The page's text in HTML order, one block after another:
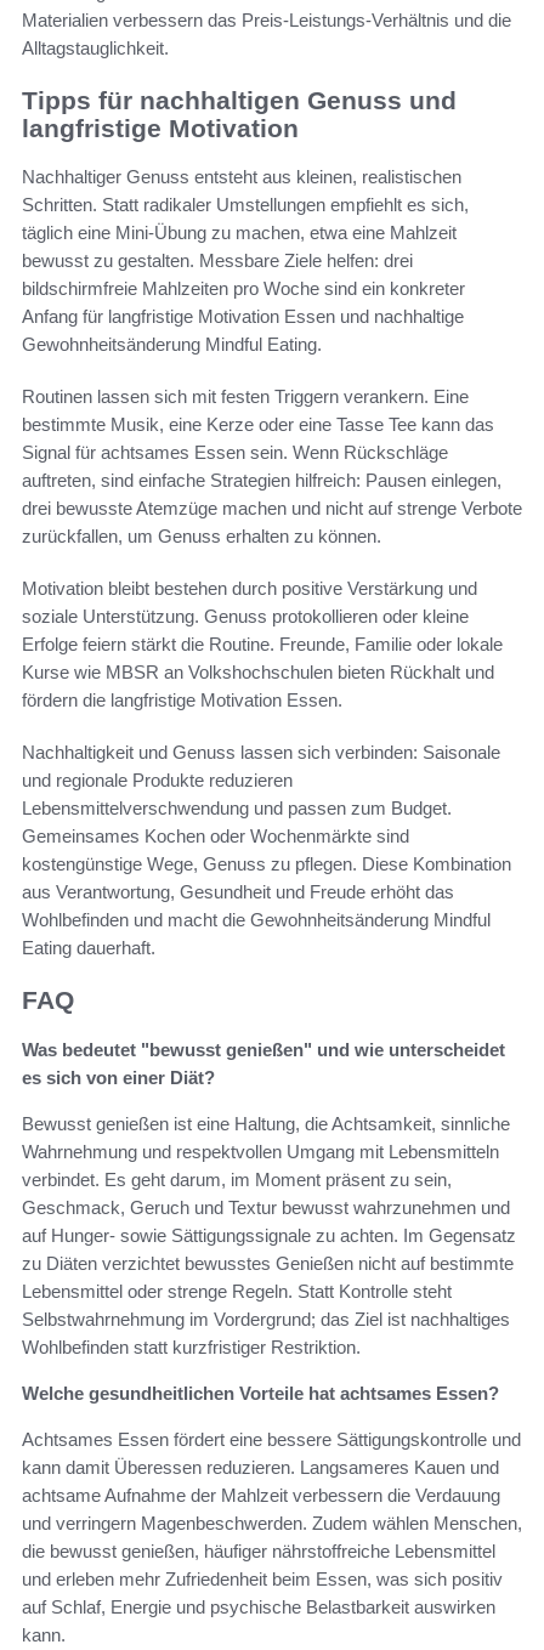
Materialien verbessern das Preis-Leistungs-Verhältnis und die
Alltagstauglichkeit.
Tipps für nachhaltigen Genuss und
langfristige Motivation
Nachhaltiger Genuss entsteht aus kleinen, realistischen
Schritten. Statt radikaler Umstellungen empfiehlt es sich,
täglich eine Mini-Übung zu machen, etwa eine Mahlzeit
bewusst zu gestalten. Messbare Ziele helfen: drei
bildschirmfreie Mahlzeiten pro Woche sind ein konkreter
Anfang für langfristige Motivation Essen und nachhaltige
Gewohnheitsänderung Mindful Eating.
Routinen lassen sich mit festen Triggern verankern. Eine
bestimmte Musik, eine Kerze oder eine Tasse Tee kann das
Signal für achtsames Essen sein. Wenn Rückschläge
auftreten, sind einfache Strategien hilfreich: Pausen einlegen,
drei bewusste Atemzüge machen und nicht auf strenge Verbote
zurückfallen, um Genuss erhalten zu können.
Motivation bleibt bestehen durch positive Verstärkung und
soziale Unterstützung. Genuss protokollieren oder kleine
Erfolge feiern stärkt die Routine. Freunde, Familie oder lokale
Kurse wie MBSR an Volkshochschulen bieten Rückhalt und
fördern die langfristige Motivation Essen.
Nachhaltigkeit und Genuss lassen sich verbinden: Saisonale
und regionale Produkte reduzieren
Lebensmittelverschwendung und passen zum Budget.
Gemeinsames Kochen oder Wochenmärkte sind
kostengünstige Wege, Genuss zu pflegen. Diese Kombination
aus Verantwortung, Gesundheit und Freude erhöht das
Wohlbefinden und macht die Gewohnheitsänderung Mindful
Eating dauerhaft.
FAQ
Was bedeutet "bewusst genießen" und wie unterscheidet
es sich von einer Diät?
Bewusst genießen ist eine Haltung, die Achtsamkeit, sinnliche
Wahrnehmung und respektvollen Umgang mit Lebensmitteln
verbindet. Es geht darum, im Moment präsent zu sein,
Geschmack, Geruch und Textur bewusst wahrzunehmen und
auf Hunger- sowie Sättigungssignale zu achten. Im Gegensatz
zu Diäten verzichtet bewusstes Genießen nicht auf bestimmte
Lebensmittel oder strenge Regeln. Statt Kontrolle steht
Selbstwahrnehmung im Vordergrund; das Ziel ist nachhaltiges
Wohlbefinden statt kurzfristiger Restriktion.
Welche gesundheitlichen Vorteile hat achtsames Essen?
Achtsames Essen fördert eine bessere Sättigungskontrolle und
kann damit Überessen reduzieren. Langsameres Kauen und
achtsame Aufnahme der Mahlzeit verbessern die Verdauung
und verringern Magenbeschwerden. Zudem wählen Menschen,
die bewusst genießen, häufiger nährstoffreiche Lebensmittel
und erleben mehr Zufriedenheit beim Essen, was sich positiv
auf Schlaf, Energie und psychische Belastbarkeit auswirken
kann.